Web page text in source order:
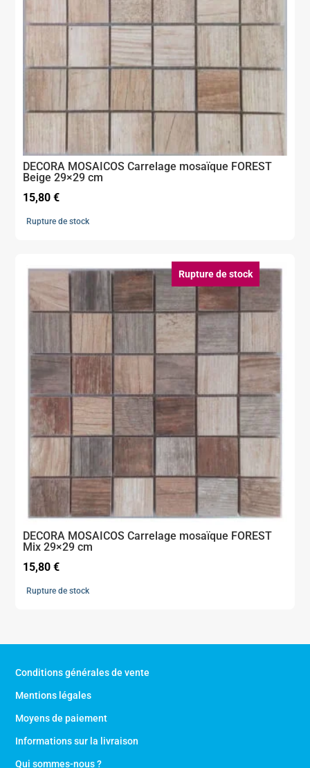
DECORA MOSAICOS Carrelage mosaïque FOREST
Beige 29×29 cm
15,80€
Rupture de stock
Rupture de stock
DECORA MOSAICOS Carrelage mosaïque FOREST
Mix 29×29 cm
15,80€
Rupture de stock
Conditions générales de vente
Mentions légales
Moyens de paiement
Informations sur la livraison
Qui sommes-nous ?